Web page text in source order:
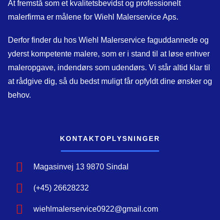
At fremstå som et kvalitetsbevidst og professionelt
malerfirma er målene for Wiehl Malerservice Aps.
Derfor finder du hos Wiehl Malerservice faguddannede og
yderst kompetente malere, som er i stand til at løse enhver
maleropgave, indendørs som udendørs. Vi står altid klar til
at rådgive dig, så du bedst muligt får opfyldt dine ønsker og
behov.
KONTAKTOPLYSNINGER​
Magasinvej 13 9870 Sindal
(+45) 26628232
wiehlmalerservice0922@gmail.com